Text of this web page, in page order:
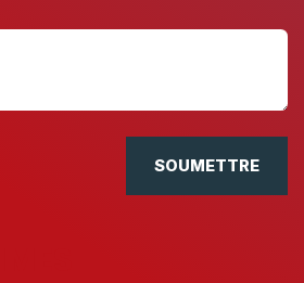
SOUMETTRE